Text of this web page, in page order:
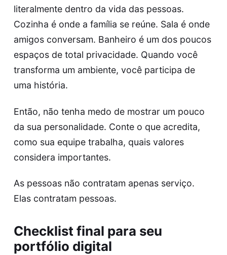
literalmente dentro da vida das pessoas.
Cozinha é onde a família se reúne. Sala é onde
amigos conversam. Banheiro é um dos poucos
espaços de total privacidade. Quando você
transforma um ambiente, você participa de
uma história.
Então, não tenha medo de mostrar um pouco
da sua personalidade. Conte o que acredita,
como sua equipe trabalha, quais valores
considera importantes.
As pessoas não contratam apenas serviço.
Elas contratam pessoas.
Checklist final para seu
portfólio digital